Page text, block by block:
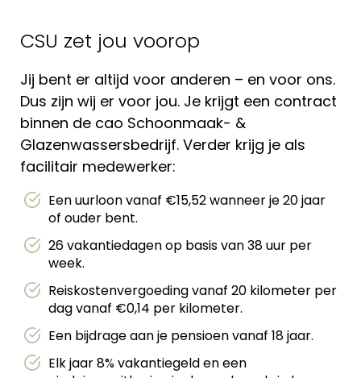
CSU zet jou voorop
Jij bent er altijd voor anderen – en voor ons.
Dus zijn wij er voor jou. Je krijgt een contract
binnen de cao Schoonmaak- &
Glazenwassersbedrijf. Verder krijg je als
facilitair medewerker:
Een uurloon vanaf €15,52 wanneer je 20 jaar
of ouder bent.
26 vakantiedagen op basis van 38 uur per
week.
Reiskostenvergoeding vanaf 20 kilometer per
dag vanaf €0,14 per kilometer.
Een bijdrage aan je pensioen vanaf 18 jaar.
Elk jaar 8% vakantiegeld en een